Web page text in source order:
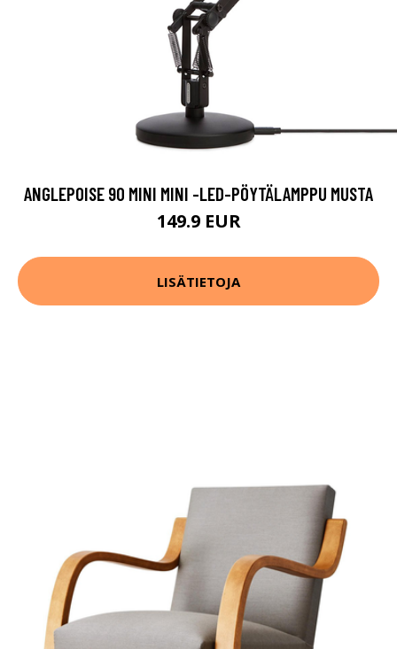
ANGLEPOISE 90 MINI MINI -LED-PÖYTÄLAMPPU MUSTA
149.9 EUR
LISÄTIETOJA